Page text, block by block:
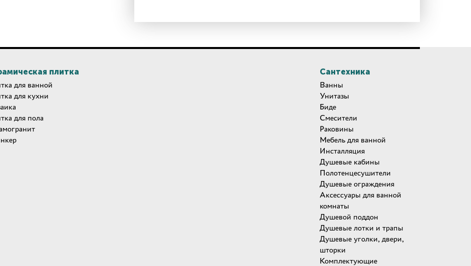
плитка
для ванной
для кухни
для пола
Сантехника
Ванны
Унитазы
Биде
Смесители
Раковины
Мебель для ванной
Инсталляция
Душевые кабины
Полотенцесушители
Душевые ограждения
Аксессуары для ванной
комнаты
Душевой поддон
Душевые лотки и трапы
Душевые уголки, двери,
шторки
Комплектующие